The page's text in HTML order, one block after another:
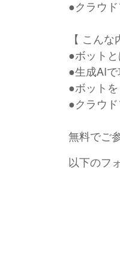
●クラウ
【 こん
●ボット
●生成AI
●ボット
●クラウ
無料でご
以下のフ